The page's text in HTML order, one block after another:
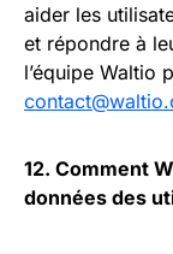
aider les
et répondre à
l’équipe Waltio
12. Comment
données des